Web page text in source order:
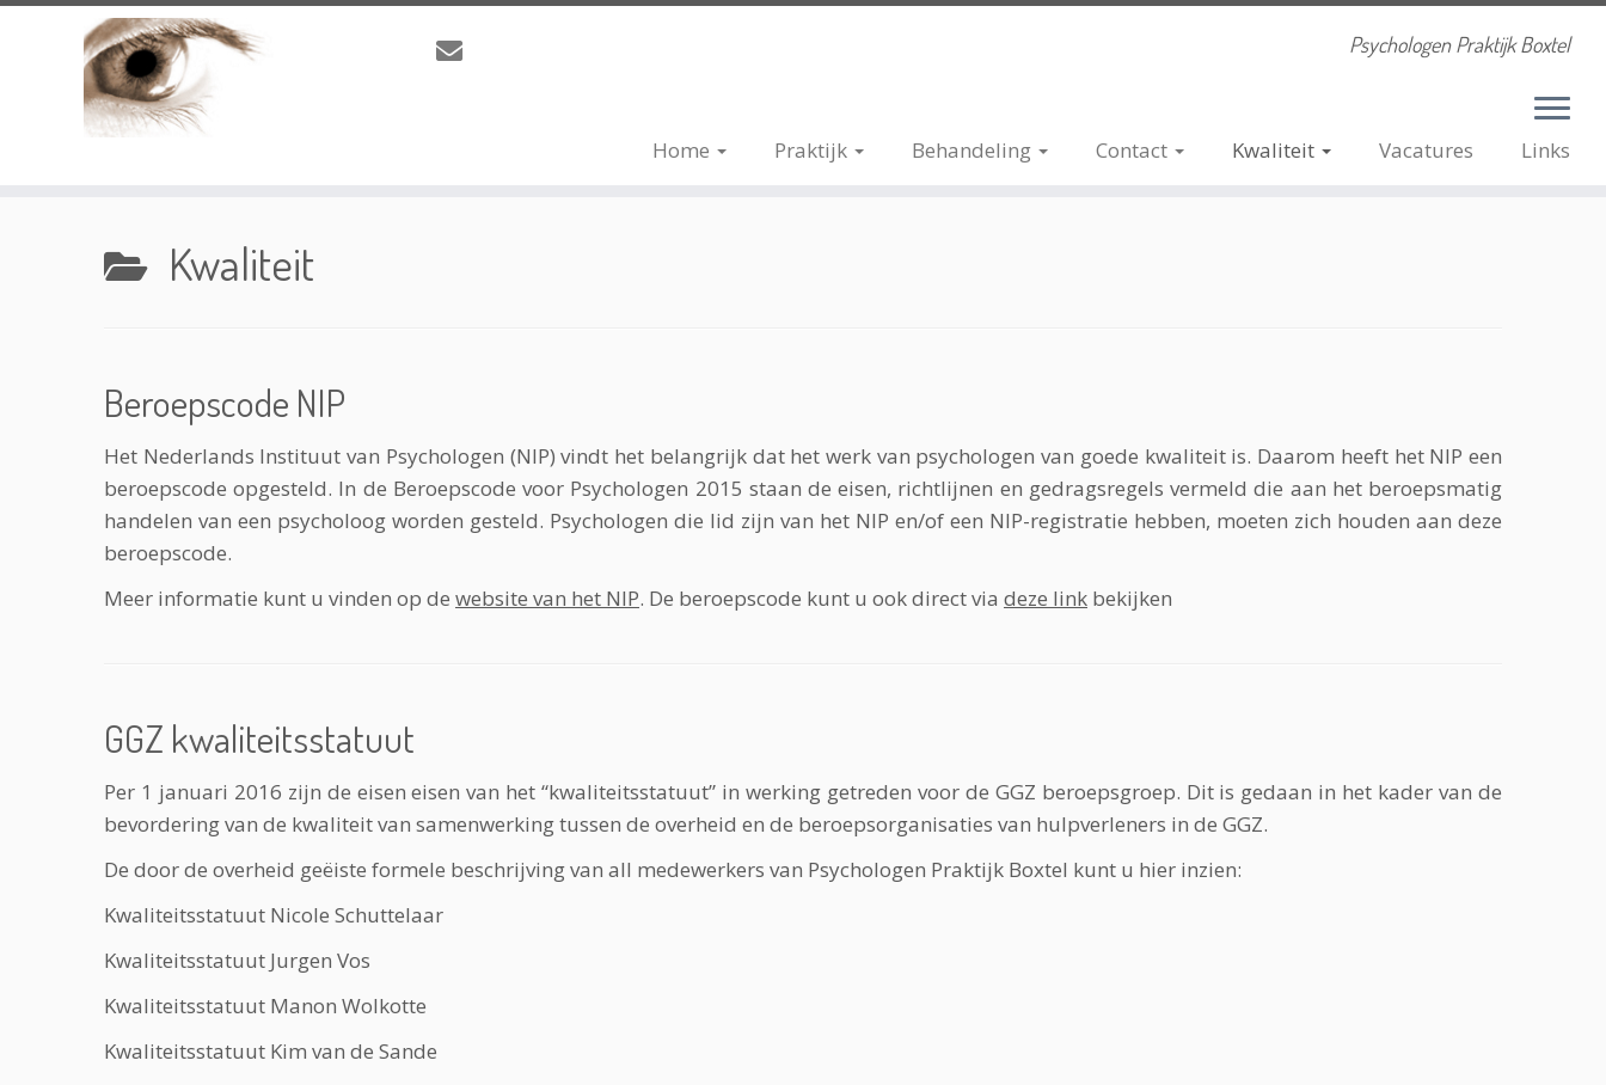
Psychologen Praktijk Boxtel
Home Praktijk Behandeling Contact Kwaliteit Vacatures Links
Kwaliteit
Beroepscode NIP
Het Nederlands Instituut van Psychologen (NIP) vindt het belangrijk dat het werk van psychologen van goede kwaliteit is. Daarom heeft het NIP een
beroepscode opgesteld. In de Beroepscode voor Psychologen 2015 staan de eisen, richtlijnen en gedragsregels vermeld die aan het beroepsmatig
handelen van een psycholoog worden gesteld. Psychologen die lid zijn van het NIP en/of een NIP-registratie hebben, moeten zich houden aan deze
beroepscode.
Meer informatie kunt u vinden op de website van het NIP. De beroepscode kunt u ook direct via deze link bekijken
GGZ kwaliteitsstatuut
Per 1 januari 2016 zijn de eisen eisen van het “kwaliteitsstatuut” in werking getreden voor de GGZ beroepsgroep. Dit is gedaan in het kader van de
bevordering van de kwaliteit van samenwerking tussen de overheid en de beroepsorganisaties van hulpverleners in de GGZ.
De door de overheid geëiste formele beschrijving van all medewerkers van Psychologen Praktijk Boxtel kunt u hier inzien:
Kwaliteitsstatuut Nicole Schuttelaar
Kwaliteitsstatuut Jurgen Vos
Kwaliteitsstatuut Manon Wolkotte
Kwaliteitsstatuut Kim van de Sande